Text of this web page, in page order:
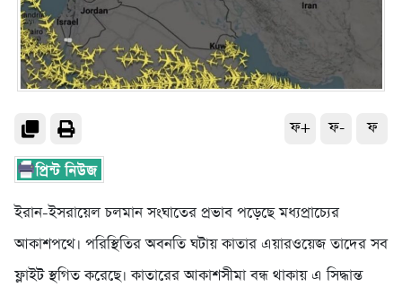
ফ+ ফ- ফ
ইরান-ইসরায়েল চলমান সংঘাতের প্রভাব পড়েছে মধ্যপ্রাচ্যের
আকাশপথে। পরিস্থিতির অবনতি ঘটায় কাতার এয়ারওয়েজ তাদের সব
ফ্লাইট স্থগিত করেছে। কাতারের আকাশসীমা বন্ধ থাকায় এ সিদ্ধান্ত